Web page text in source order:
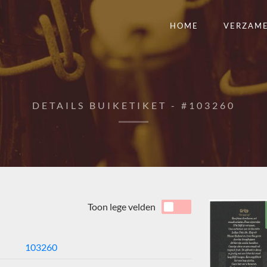
HOME
DETAILS BUIKETIKET - #103260
Toon lege velden
103260